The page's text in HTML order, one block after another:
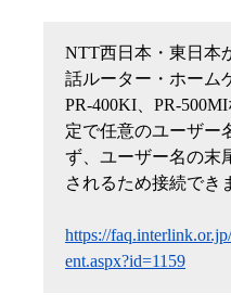
NTT西日本・東日本
話ルーター・ホーム
PR-400KI、PR-
定で任意のユーザー
ず、ユーザー名の末
されるため接続でき
https://
ent.aspx?id=1159